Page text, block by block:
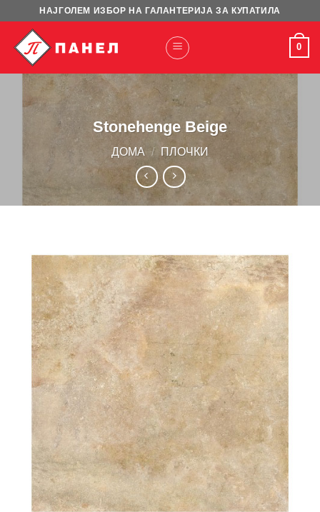
content
НАЈГОЛЕМ ИЗБОР НА ГАЛАНТЕРИЈА ЗА КУПАТИЛА
0
Stonehenge Beige
ДОМА / ПЛОЧКИ